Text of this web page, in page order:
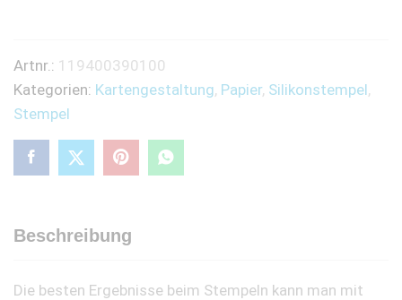
Artnr.: 119400390100
Kategorien: Kartengestaltung, Papier, Silikonstempel,
Stempel
Beschreibung
Die besten Ergebnisse beim Stempeln kann man mit